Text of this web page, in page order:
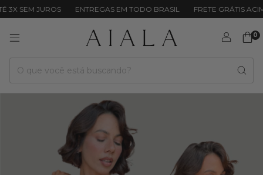
JUROS ENTREGAS EM TODO BRASIL FRETE GRÁTIS ACIMA DE
0